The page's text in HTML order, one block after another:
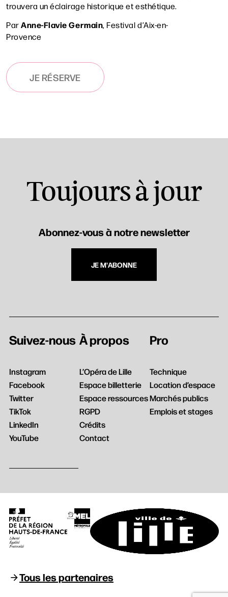
trouvera un éclairage historique et esthétique.
ParAnne-Flavie Germain, Festival d’Aix-en-
Provence
JE RÉSERVE
Rechercher
Toujours à jour
Abonnez-vous à notre newsletter
JE M'ABONNE
Suivez-nous
Instagram
Facebook
Twitter
TikTok
LinkedIn
YouTube
À propos
L’Opéra de Lille
Espace billetterie
Espace ressources
RGPD
Crédits
Contact
Pro
Technique
Location d’espace
Marchés publics
Emplois et stages
Tous les partenaires